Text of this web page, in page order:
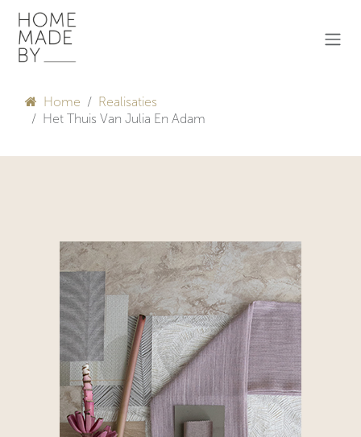
Overslaan naar inhoud
Home
Realisaties
Het Thuis Van Julia En Adam